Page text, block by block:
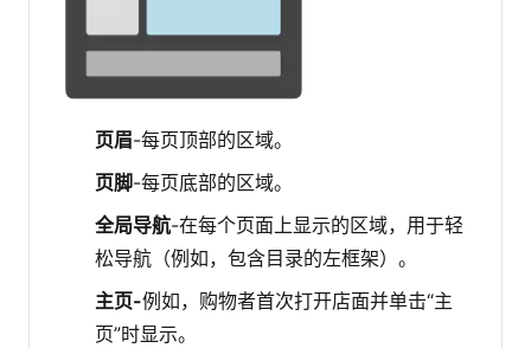
页眉-每页顶部的区域。
页脚-每页底部的区域。
全局导航-在每个页面上显示的区域，用于轻
松导航（例如，包含目录的左框架）。
主页-例如，购物者首次打开店面并单击“主
页”时显示。